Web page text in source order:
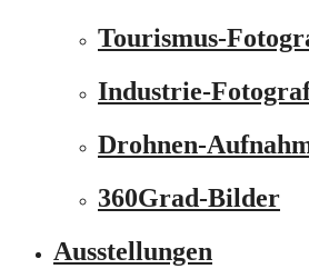
Tourismus-
Industrie-
Drohnen-
360Grad-Bilder
Ausstellungen